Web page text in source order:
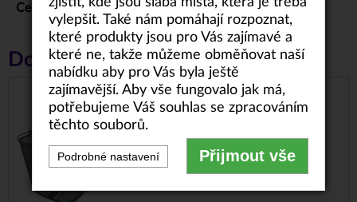
Cena vozíků s šíří sedu 55 cm a více je 7 290 Kč.
Doporučené příslušenství
DRÁTĚNÝ KOŠÍK
od2.500 Kč
Vysoká
Drátěný
vylepšit. Také nám pomáhají rozpoznat,
které produkty jsou pro Vás zajímavé a
které ne, takže můžeme obměňovat naší
nabídku aby pro Vás byla ještě
zajímavější. Aby vše fungovalo jak má,
potřebujeme Váš souhlas se zpracováním
těchto souborů.
Podrobné nastavení Přijmout vše